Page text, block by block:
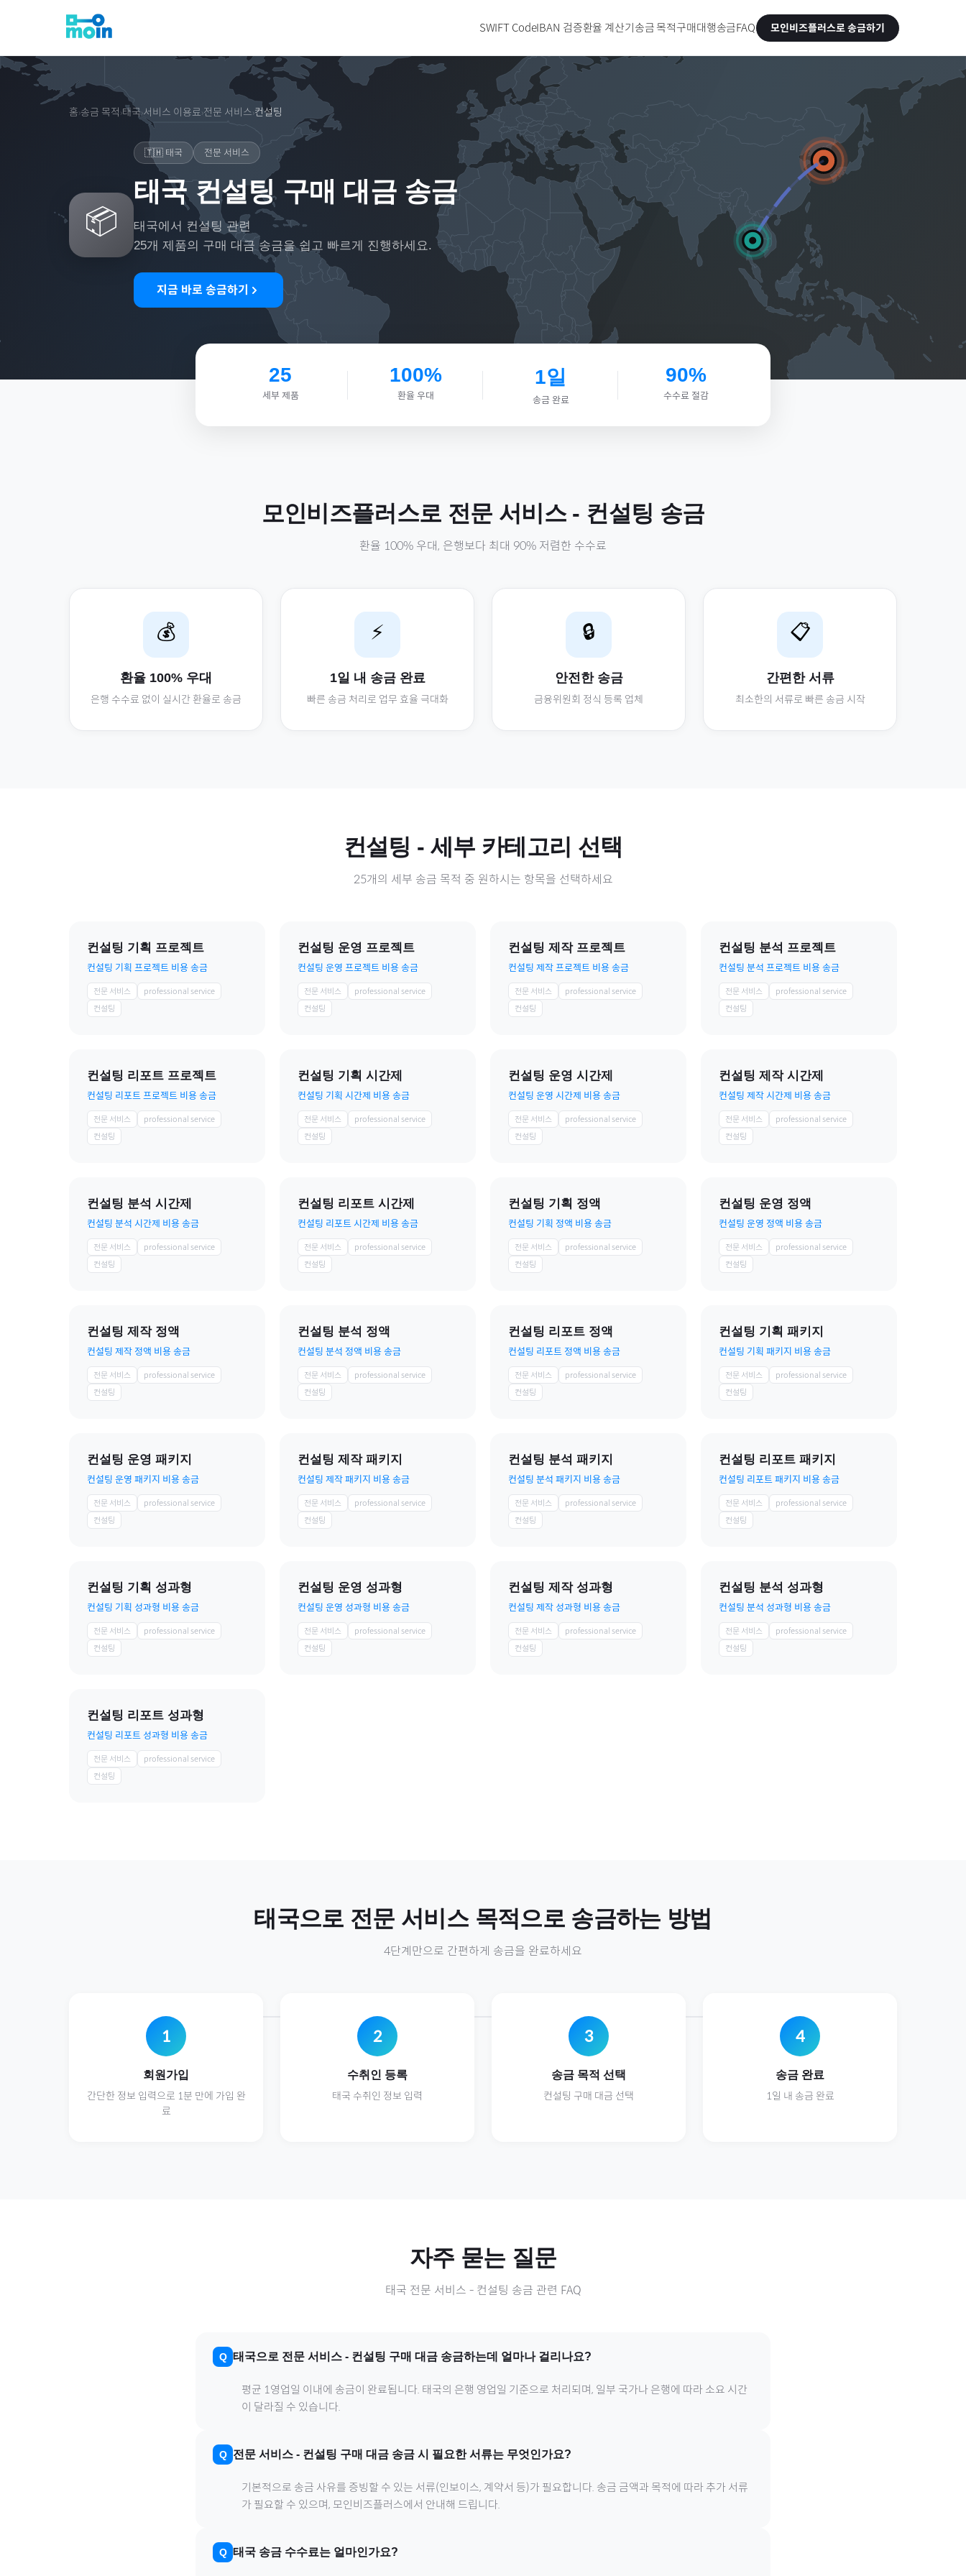
SWIFT CodeIBAN 검증환율 계산기송금 목적구매대행송금FAQ 모인비즈플러스로 송금하기
홈›송금 목적 ›태국›서비스 이용료›전문 서비스›컨설팅
📦
🇹🇭 태국 전문 서비스
태국 컨설팅 구매 대금 송금
태국에서 컨설팅 관련
25개 제품의 구매 대금 송금을 쉽고 빠르게 진행하세요.
지금 바로 송금하기
25
세부 제품
100%
환율 우대
1일
송금 완료
90%
수수료 절감
모인비즈플러스로 전문 서비스- 컨설팅 송금
환율 100% 우대, 은행보다 최대 90% 저렴한 수수료
💰
환율 100% 우대
은행 수수료 없이 실시간 환율로 송금
⚡
1일 내 송금 완료
빠른 송금 처리로 업무 효율 극대화
🔒
안전한 송금
금융위원회 정식 등록 업체
📋
간편한 서류
최소한의 서류로 빠른 송금 시작
컨설팅 - 세부 카테고리 선택
25개의 세부 송금 목적 중 원하시는 항목을 선택하세요
컨설팅 기획 프로젝트
컨설팅 기획 프로젝트 비용 송금
전문 서비스
professional service
컨설팅
컨설팅 운영 프로젝트
컨설팅 운영 프로젝트 비용 송금
전문 서비스
professional service
컨설팅
컨설팅 제작 프로젝트
컨설팅 제작 프로젝트 비용 송금
전문 서비스
professional service
컨설팅
컨설팅 분석 프로젝트
컨설팅 분석 프로젝트 비용 송금
전문 서비스
professional service
컨설팅
컨설팅 리포트 프로젝트
컨설팅 리포트 프로젝트 비용 송금
전문 서비스
professional service
컨설팅
컨설팅 기획 시간제
컨설팅 기획 시간제 비용 송금
전문 서비스
professional service
컨설팅
컨설팅 운영 시간제
컨설팅 운영 시간제 비용 송금
전문 서비스
professional service
컨설팅
컨설팅 제작 시간제
컨설팅 제작 시간제 비용 송금
전문 서비스
professional service
컨설팅
컨설팅 분석 시간제
컨설팅 분석 시간제 비용 송금
전문 서비스
professional service
컨설팅
컨설팅 리포트 시간제
컨설팅 리포트 시간제 비용 송금
전문 서비스
professional service
컨설팅
컨설팅 기획 정액
컨설팅 기획 정액 비용 송금
전문 서비스
professional service
컨설팅
컨설팅 운영 정액
컨설팅 운영 정액 비용 송금
전문 서비스
professional service
컨설팅
컨설팅 제작 정액
컨설팅 제작 정액 비용 송금
전문 서비스
professional service
컨설팅
컨설팅 분석 정액
컨설팅 분석 정액 비용 송금
전문 서비스
professional service
컨설팅
컨설팅 리포트 정액
컨설팅 리포트 정액 비용 송금
전문 서비스
professional service
컨설팅
컨설팅 기획 패키지
컨설팅 기획 패키지 비용 송금
전문 서비스
professional service
컨설팅
컨설팅 운영 패키지
컨설팅 운영 패키지 비용 송금
전문 서비스
professional service
컨설팅
컨설팅 제작 패키지
컨설팅 제작 패키지 비용 송금
전문 서비스
professional service
컨설팅
컨설팅 분석 패키지
컨설팅 분석 패키지 비용 송금
전문 서비스
professional service
컨설팅
컨설팅 리포트 패키지
컨설팅 리포트 패키지 비용 송금
전문 서비스
professional service
컨설팅
컨설팅 기획 성과형
컨설팅 기획 성과형 비용 송금
전문 서비스
professional service
컨설팅
컨설팅 운영 성과형
컨설팅 운영 성과형 비용 송금
전문 서비스
professional service
컨설팅
컨설팅 제작 성과형
컨설팅 제작 성과형 비용 송금
전문 서비스
professional service
컨설팅
컨설팅 분석 성과형
컨설팅 분석 성과형 비용 송금
전문 서비스
professional service
컨설팅
컨설팅 리포트 성과형
컨설팅 리포트 성과형 비용 송금
전문 서비스
professional service
컨설팅
태국으로 전문 서비스 목적으로 송금하는 방법
4단계만으로 간편하게 송금을 완료하세요
1
회원가입
간단한 정보 입력으로 1분 만에 가입 완
료
2
수취인 등록
태국 수취인 정보 입력
3
송금 목적 선택
컨설팅 구매 대금 선택
4
송금 완료
1일 내 송금 완료
자주 묻는 질문
태국 전문 서비스 - 컨설팅 송금 관련 FAQ
태국으로 전문 서비스 - 컨설팅 구매 대금 송금하는데 얼마나 걸리나요?
평균 1영업일 이내에 송금이 완료됩니다. 태국의 은행 영업일 기준으로 처리되며, 일부 국가나 은행에 따라 소요 시간
이 달라질 수 있습니다.
전문 서비스 - 컨설팅 구매 대금 송금 시 필요한 서류는 무엇인가요?
기본적으로 송금 사유를 증빙할 수 있는 서류(인보이스, 계약서 등)가 필요합니다. 송금 금액과 목적에 따라 추가 서류
가 필요할 수 있으며, 모인비즈플러스에서 안내해 드립니다.
태국 송금 수수료는 얼마인가요?